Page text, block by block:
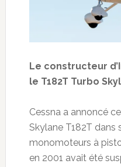
Le constructeur
le T182T Turbo
Cessna a annoncé
Skylane T182T dans
monomoteurs à
en 2001 avait été